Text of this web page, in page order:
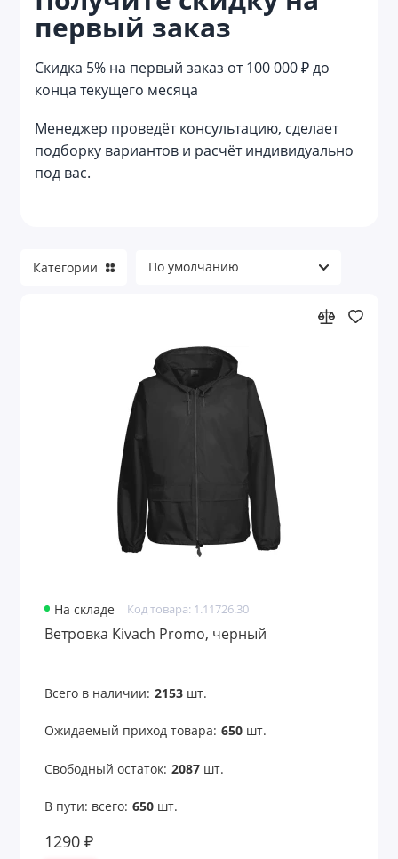
первый заказ
Скидка 5% на первый заказ от 100 000 ₽ до
конца текущего месяца
Менеджер проведёт консультацию, сделает
подборку вариантов и расчёт индивидуально
под вас.
Жилеты
Куртки
Непромокаемая одежда
Носки
Обувь
Одежда для детей
Офисные рубашки
Полотенца
Рабочая одежда
Свитшоты
Категории
На складе Код товара: 1.11726.30
Ветровка Kivach Promo, черный
Всего в наличии: 2153шт.
Ожидаемый приход товара: 650шт.
Свободный остаток: 2087шт.
В пути: всего: 650шт.
1290 ₽